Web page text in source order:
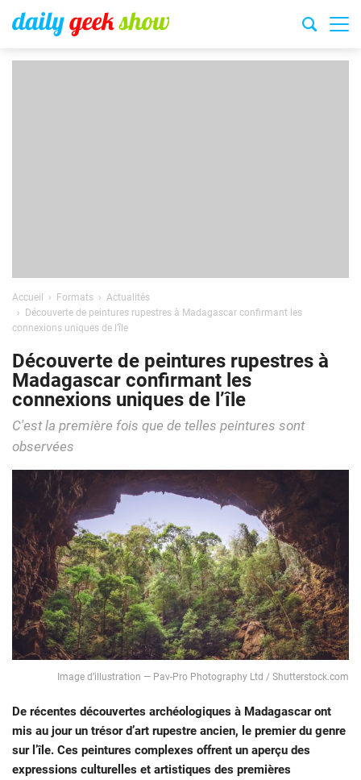
Accueil Formats
Actualités
Découverte de peintures rupestres à Madagascar confirmant les
connexions uniques de l’île
Découverte de peintures rupestres à
Madagascar confirmant les
connexions uniques de l’île
C'est la première fois que de telles peintures sont
observées
Image d’illustration — Pav-Pro Photography Ltd / Shutterstock.com
De récentes découvertes archéologiques à Madagascar ont
mis au jour un trésor d’art rupestre ancien, le premier du genre
sur l ’île. Ces peintures complexes offrent un aperçu des
expressions culturelles et artistiques des premières